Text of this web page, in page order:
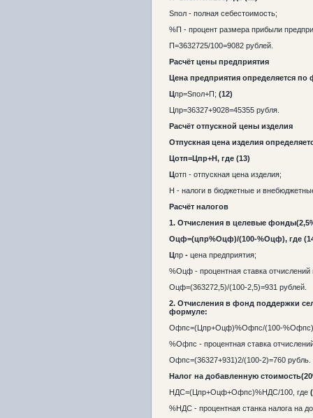
Sпол - полная себестоимость;
%П - процент размера прибыли
П=3632725/100=9082 рублей.
Расчёт цены предприятия
Цена предприятия определяется по
Цпр=Sпол+П; (12)
Цпр=36327+9028=45355 рубля.
Расчёт отпускной цены изделия
Отпускная цена изделия
Цотп=Цпр+Н, где (13)
Цотп - отпускная цена изделия;
Н - налоги в бюджетные и
Расчёт налогов
1. Отчисления в целевые
Оцф=(цпр%Оцф)/(100-%Оцф), где
Цпр - цена предприятия;
%Оцф - процентная ставка
Оцф=(363272,5)/(100-2,5)=931 рублей.
2. Отчисления в фонд поддержки
формуле:
Офпс=(Цпр+Оцф)%Офпс/(100-%Офпс
%Офпс - процентная ставка
Офпс=(36327+931)2/(100-2)=760 рубль.
Налог на добавленную
НДС=(Цпр+Оцф+Офпс)%НДС/100, где
%НДС - процентная станка налога на